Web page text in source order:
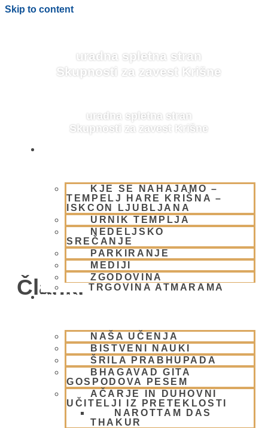
Skip to content
uradna spletna stran
Skupnosti za zavest Krišne
uradna spletna stran
Skupnosti za zavest Krišne
KJE SE NAHAJAMO –
TEMPELJ HARE KRIŠNA –
ISKCON LJUBLJANA
URNIK TEMPLJA
NEDELJSKO
SREČANJE
PARKIRANJE
MEDIJI
ZGODOVINA
TRGOVINA ATMARAMA
BHAKTI JOGA
NAŠA UČENJA
BISTVENI NAUKI
ŠRILA PRABHUPADA
BHAGAVAD GITA
GOSPODOVA PESEM
AČARJE IN DUHOVNI
UČITELJI IZ PRETEKLOSTI
NAROTTAM DAS
THAKUR
BLOG
Članki